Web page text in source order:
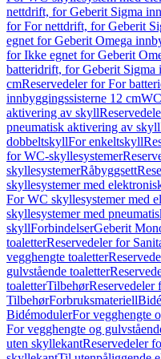
nettdrift, for Geberit Sigma
for For nettdrift, for Geberit
egnet for Geberit Omega
for Ikke egnet for Geberit
batteridrift, for Geberit Sigma
cmReservedeler for For
innbyggingssisterne 12 cm
aktivering av skyll
pneumatisk aktivering av skyll
dobbeltskyllFor enkeltskyll
for WC-skyllesystemer
skyllesystemerRåbyggsett
skyllesystemer med
For WC skyllesystemer med
skyllesystemer med
skyllForbindelserGeberit
toaletterReservedeler for
vegghengte toaletter
gulvstående toaletter
toaletterTilbehørReservedeler
TilbehørForbruksmateriell
BidémodulerFor vegghengte
For vegghengte og
uten skyllekantReservedeler